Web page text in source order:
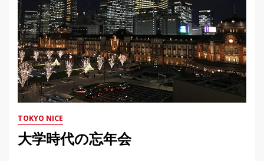
TOKYO NICE
大学時代の忘年会